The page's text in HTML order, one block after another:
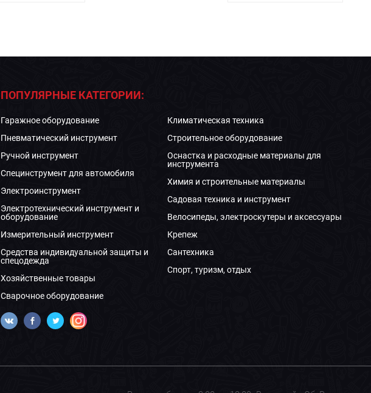
ПОПУЛЯРНЫЕ КАТЕГОРИИ:
Гаражное оборудование
Пневматический инструмент
Ручной инструмент
Специнструмент для автомобиля
Электроинструмент
Электротехнический инструмент и
оборудование
Измерительный инструмент
Средства индивидуальной защиты и
спецодежда
Хозяйственные товары
Сварочное оборудование
Климатическая техника
Строительное оборудование
Оснастка и расходные материалы для
инструмента
Химия и строительные материалы
Садовая техника и инструмент
Велосипеды, электроскутеры и аксессуары
Крепеж
Сантехника
Спорт, туризм, отдых